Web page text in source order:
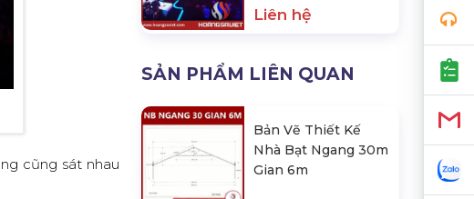
cũng sát nhau
Liên hệ
SẢN PHẨM LIÊN QUAN
Bản Vẽ Thiết Kế
Nhà Bạt Ngang 30m
Gian 6m